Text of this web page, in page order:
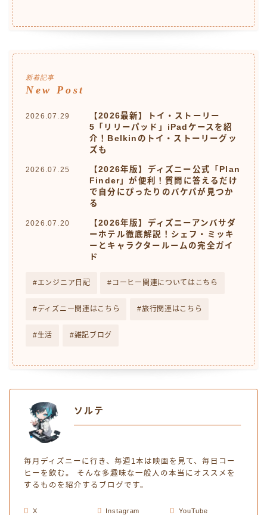
新着記事
New Post
【2026最新】トイ・ストーリー
5「リリーパッド」iPadケースを紹
介！Belkinのトイ・ストーリーグッ
ズも
2026.07.29
【2026年版】ディズニー公式「Plan
Finder」が便利！質問に答えるだけ
で自分にぴったりのバケパが見つか
る
2026.07.25
【2026年版】ディズニーアンバサダ
ーホテル徹底解説！シェフ・ミッキ
ーとキャラクタールームの完全ガイ
ド
2026.07.20
エンジニア日記 コーヒー関連についてはこちら
ディズニー関連はこちら 旅行関連はこちら
生活 雑記ブログ
ソルテ
毎月ディズニーに行き、毎週1本は映画を見て、毎日コー
ヒーを飲む。 そんな多趣味な一般人の本当にオススメを
するものを紹介するブログです。
X Instagram YouTube